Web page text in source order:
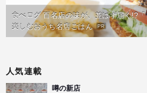
食べログ 百名店の味が、並ばず届く!?
楽しむおうち名店ごはん PR
人気連載
噂の新店